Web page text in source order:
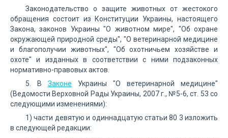
Законодательство о защите животных от жестокого
обращения состоит из Конституции Украины, настоящего
Закона, законов Украины "О животном мире", "Об охране
окружающей природной среды", "О ветеринарной медицине
и благополучии животных", "Об охотничьем хозяйстве и
охоте" и изданных в соответствии с ними подзаконных
нормативно-правовых актов.
5. В Законе Украины "О ветеринарной медицине"
(Ведомости Верховной Рады Украины, 2007 г., №5-6, ст. 53 со
следующими изменениями):
1) части девятую и одиннадцатую статьи 80 3 изложить
в следующей редакции: